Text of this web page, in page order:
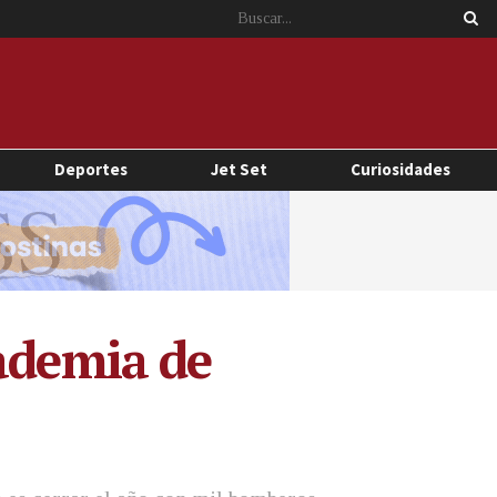
Deportes Jet Set Curiosidades
de